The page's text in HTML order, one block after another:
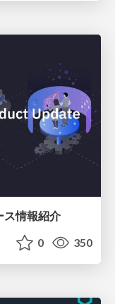
ス情報紹介
0 350